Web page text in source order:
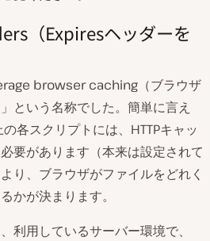
（Expiresヘッダーを
browser caching（ブラウザ
という名称でした。簡単に言え
各スクリプトには、HTTPキャッ
要があります（本来は設定されて
り、ブラウザがファイルをどれく
かが決まります。
利用しているサーバー環境で、